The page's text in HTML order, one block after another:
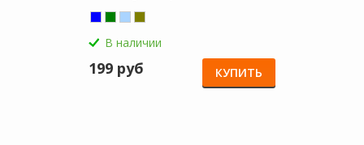
В наличии
199 руб КУПИТЬ